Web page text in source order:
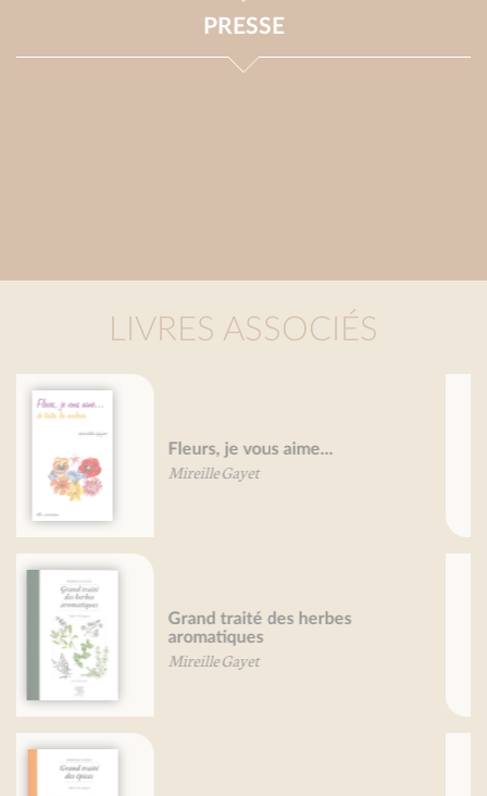
PRESSE
LIVRES ASSOCIÉS
Petit traité de la sardine
Mireille Gayet
Potirons, potimarrons, je vous
aime...
Béatrice Vigot-Lagandré